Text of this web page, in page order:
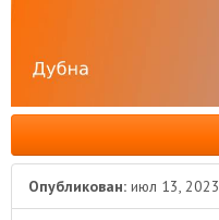
Опубликован: июл 13, 2023